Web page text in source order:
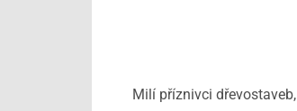
Milí příznivci dřevostaveb,